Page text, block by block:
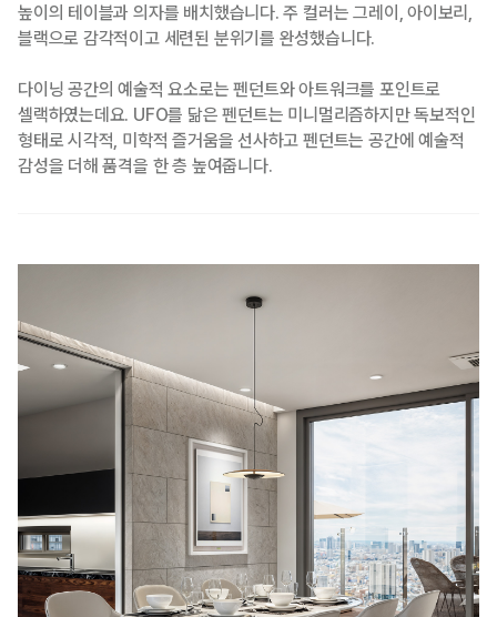
높이의 테이블과 의자를 배치했습니다. 주 컬러는 그레이, 아이보리,
블랙으로 감각적이고 세련된 분위기를 완성했습니다.
다이닝 공간의 예술적 요소로는 펜던트와 아트워크를 포인트로
셀랙하였는데요. UFO를 닮은 펜던트는 미니멀리즘하지만 독보적인
형태로 시각적, 미학적 즐거움을 선사하고 펜던트는 공간에 예술적
감성을 더해 품격을 한 층 높여줍니다.